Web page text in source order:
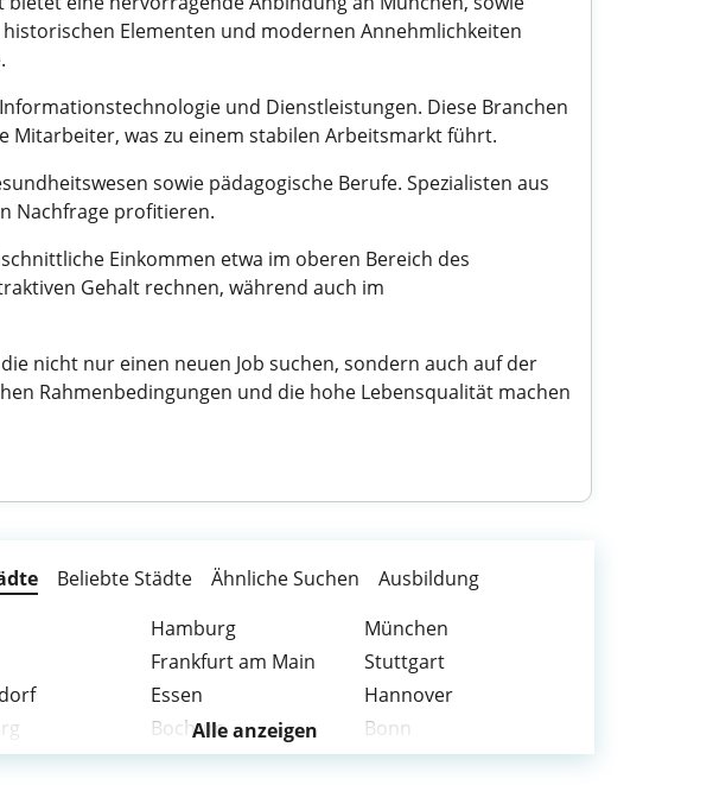
Elementen und modernen Annehmlichkeiten
und Dienstleistungen. Diese Branchen
Mitarbeiter, was zu einem stabilen Arbeitsmarkt führt.
sowie pädagogische Berufe. Spezialisten aus
Nachfrage profitieren.
Einkommen etwa im oberen Bereich des
Gehalt rechnen, während auch im
nicht nur einen neuen Job suchen, sondern auch auf der
Rahmenbedingungen und die hohe Lebensqualität machen
Beliebte Städte Ähnliche Suchen
Ausbildung
Hamburg
München
Frankfurt am Main
Stuttgart
Essen
Hannover
Bochum
Bonn
Gelsenkirchen
Krefeld
Alle anzeigen